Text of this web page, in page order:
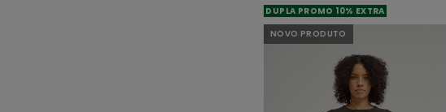
DUPLA PROMO 10% EXTRA
NOVO PRODUTO